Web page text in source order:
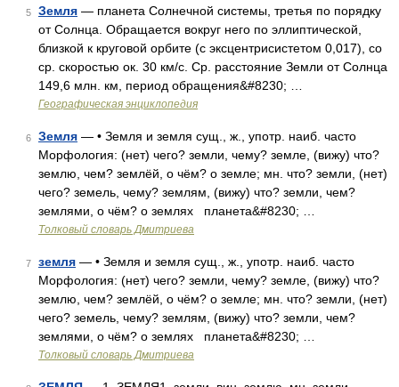
5 Земля — планета Солнечной системы, третья по порядку
от Солнца. Обращается вокруг него по эллиптической,
близкой к круговой орбите (с эксцентрисистетом 0,017), со
ср. скоростью ок. 30 км/с. Ср. расстояние Земли от Солнца
149,6 млн. км, период обращения&#8230; …
Географическая энциклопедия
6 Земля — • Земля и земля сущ., ж., употр. наиб. часто
Морфология: (нет) чего? земли, чему? земле, (вижу) что?
землю, чем? землёй, о чём? о земле; мн. что? земли, (нет)
чего? земель, чему? землям, (вижу) что? земли, чем?
землями, о чём? о землях планета&#8230; …
Толковый словарь Дмитриева
7 земля — • Земля и земля сущ., ж., употр. наиб. часто
Морфология: (нет) чего? земли, чему? земле, (вижу) что?
землю, чем? землёй, о чём? о земле; мн. что? земли, (нет)
чего? земель, чему? землям, (вижу) что? земли, чем?
землями, о чём? о землях планета&#8230; …
Толковый словарь Дмитриева